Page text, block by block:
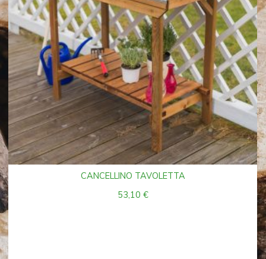
CANCELLINO TAVOLETTA
53,10 €